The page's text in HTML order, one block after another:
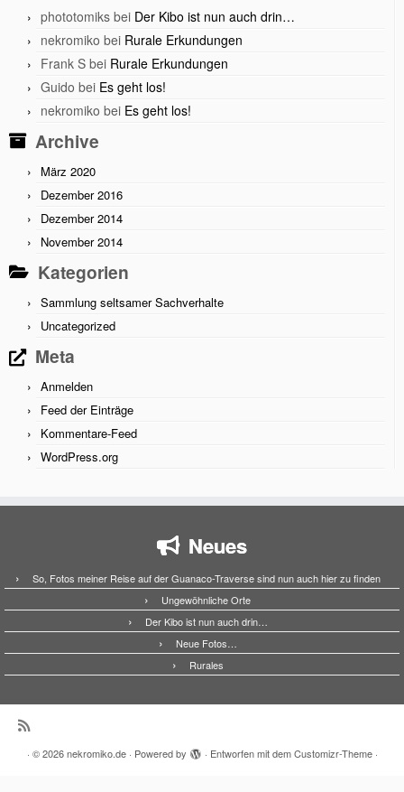
phototomiks bei Der Kibo ist nun auch drin…
nekromiko bei Rurale Erkundungen
Frank S bei Rurale Erkundungen
Guido bei Es geht los!
nekromiko bei Es geht los!
Archive
März 2020
Dezember 2016
Dezember 2014
November 2014
Kategorien
Sammlung seltsamer Sachverhalte
Uncategorized
Meta
Anmelden
Feed der Einträge
Kommentare-Feed
WordPress.org
Neues
So, Fotos meiner Reise auf der Guanaco-Traverse sind nun auch hier zu finden
Ungewöhnliche Orte
Der Kibo ist nun auch drin…
Neue Fotos…
Rurales
· © 2026 nekromiko.de· Powered by · Entworfen mit demCustomizr-Theme·